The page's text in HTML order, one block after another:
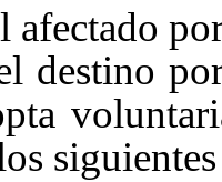
afectado
destino